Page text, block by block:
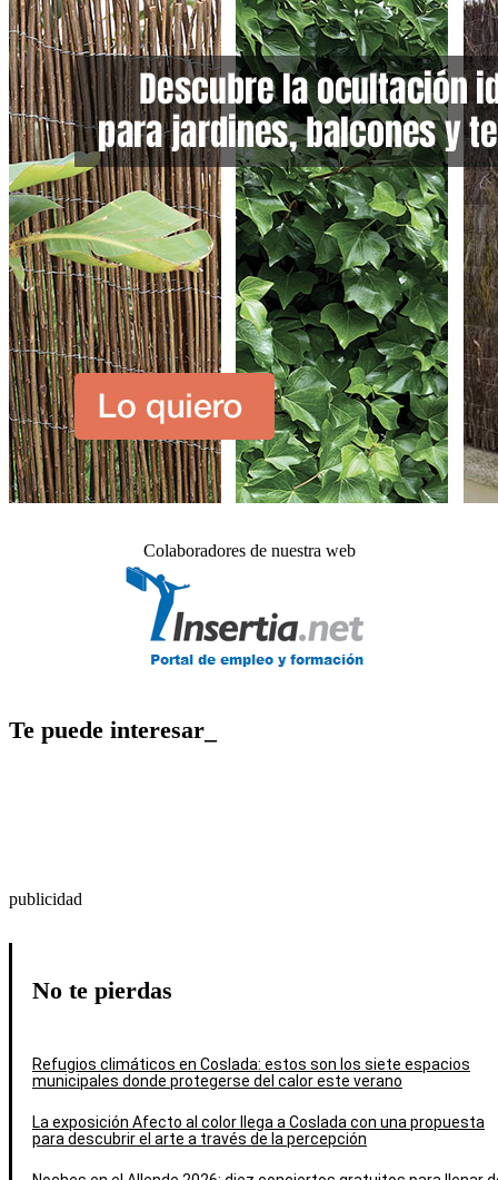
Colaboradores de nuestra web
Te puede interesar_
publicidad
No te pierdas
Refugios climáticos en Coslada: estos son los siete espacios
municipales donde protegerse del calor este verano
La exposición Afecto al color llega a Coslada con una propuesta
para descubrir el arte a través de la percepción